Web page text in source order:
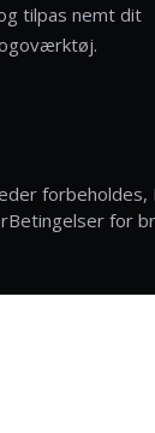
tilpas nemt dit
forbeholdes,
Betingelser for